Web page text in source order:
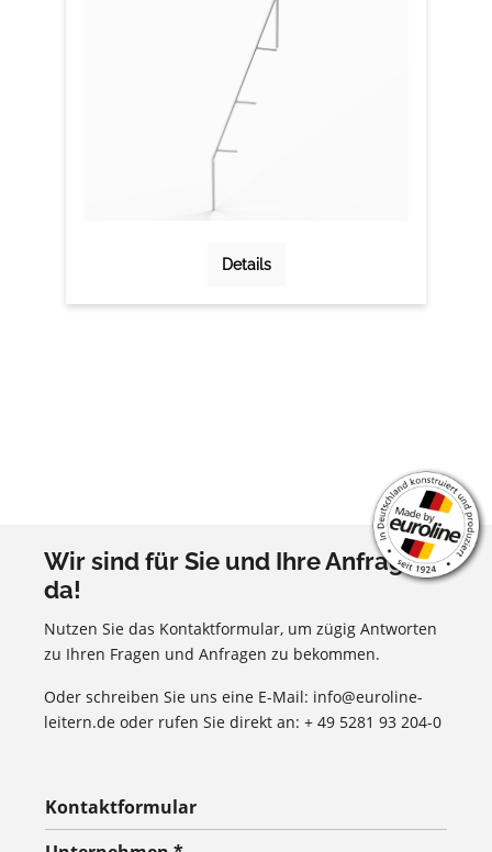
Details
Wir sind für Sie und Ihre Anfragen
da!
Nutzen Sie das Kontaktformular, um zügig Antworten
zu Ihren Fragen und Anfragen zu bekommen.
Oder schreiben Sie uns eine E-Mail: info@euroline-
leitern.de oder rufen Sie direkt an: + 49 5281 93 204-0
Kontaktformular